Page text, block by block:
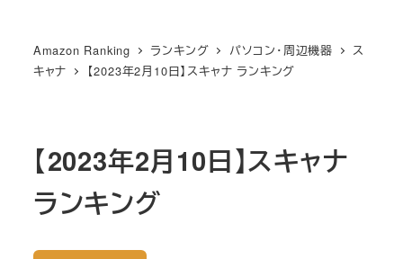
Amazon Ranking ランキング パソコン・周辺機器
ス
キャナ
【2023年2月10日】スキャナ ランキング
【2023年2月10日】スキャナ
ランキング